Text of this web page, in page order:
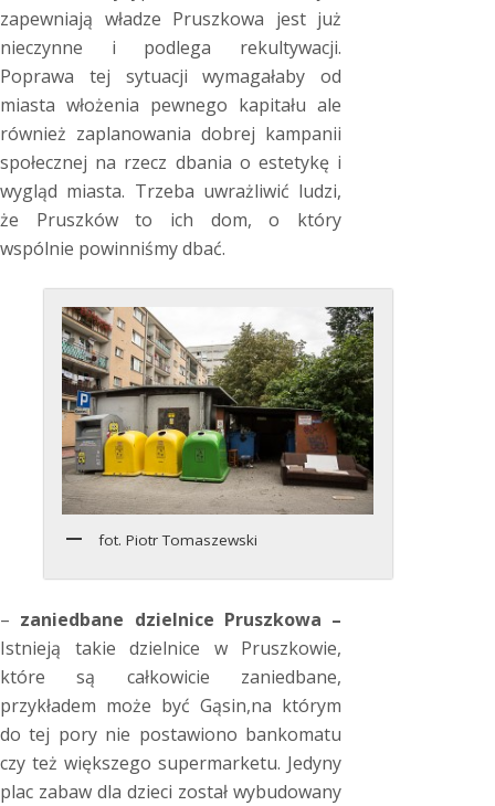
zapewniają władze Pruszkowa jest już
nieczynne i podlega rekultywacji.
Poprawa tej sytuacji wymagałaby od
miasta włożenia pewnego kapitału ale
również zaplanowania dobrej kampanii
społecznej na rzecz dbania o estetykę i
wygląd miasta. Trzeba uwrażliwić ludzi,
że Pruszków to ich dom, o który
wspólnie powinniśmy dbać.
fot. Piotr Tomaszewski
– zaniedbane dzielnice Pruszkowa –
Istnieją takie dzielnice w Pruszkowie,
które są całkowicie zaniedbane,
przykładem może być Gąsin,na którym
do tej pory nie postawiono bankomatu
czy też większego supermarketu. Jedyny
plac zabaw dla dzieci został wybudowany